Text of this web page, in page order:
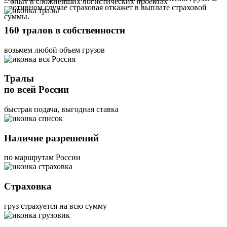
противном случае страховая откажет в выплате страховой
суммы.
160 тралов в собственности
возьмем любой объем грузов
Тралы
по всей России
быстрая подача, выгодная ставка
Наличие разрешений
по маршрутам России
Страховка
груз страхуется на всю сумму